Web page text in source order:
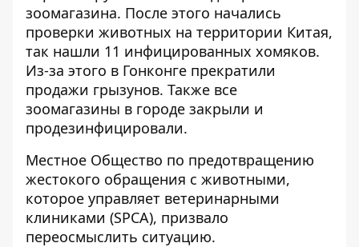
зоомагазина. После этого начались
проверки животных на территории Китая,
так нашли 11 инфицированных хомяков.
Из-за этого в Гонконге прекратили
продажи грызунов. Также все
зоомагазины в городе закрыли и
продезинфицировали.
Местное Общество по предотвращению
жестокого обращения с животными,
которое управляет ветеринарными
клиниками (SPCA), призвало
переосмыслить ситуацию.